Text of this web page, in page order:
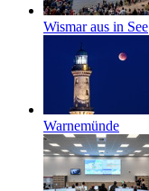
Wismar aus in See
Warnemünde